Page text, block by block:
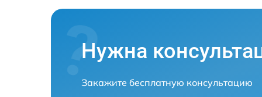
Нужна
Закажите бесплатную консультацию